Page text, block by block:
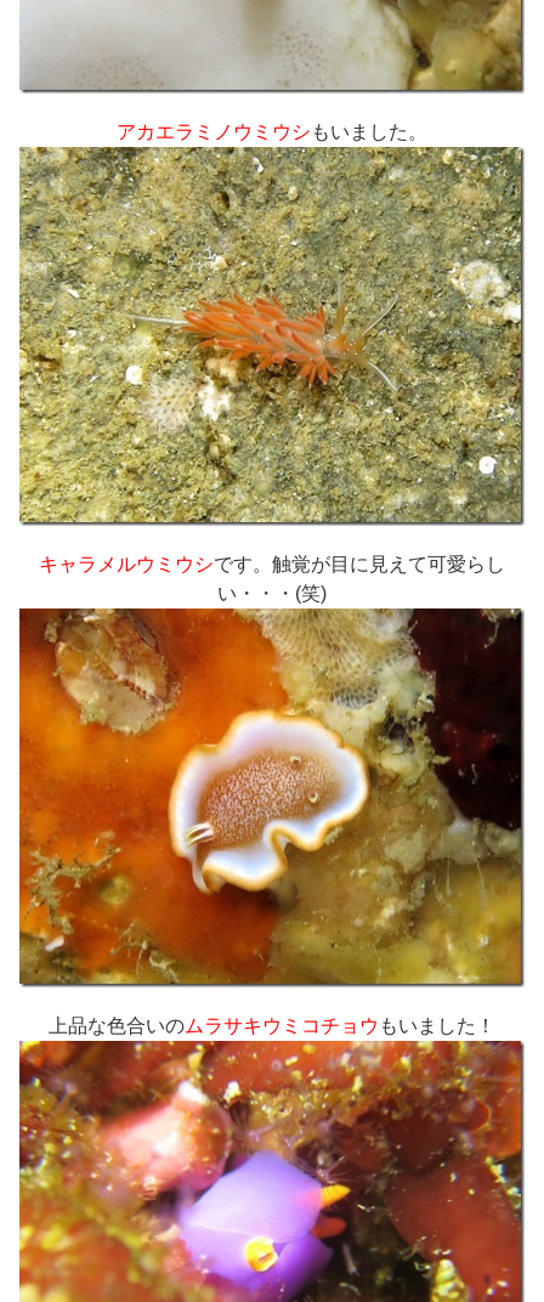
アカエラミノウミウシ もいました。
キャラメルウミウシです。触覚が目に見えて可愛らし
い・・・(笑)
上品な色合いのムラサキウミコチョウ もいました！